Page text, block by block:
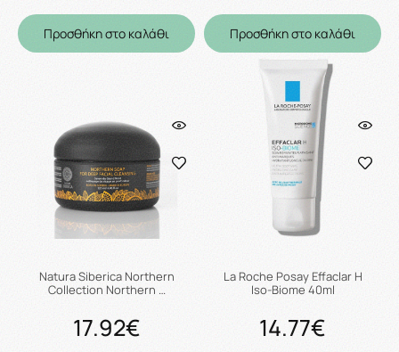
Προσθήκη στο καλάθι Προσθήκη στο καλάθι
Natura Siberica Northern
Collection Northern …
17.92€
La Roche Posay Effaclar H
Iso-Biome 40ml
14.77€